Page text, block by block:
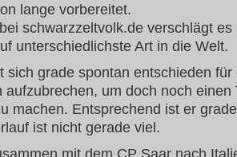
lange vorbereitet.
schwarzzeltvolk.de verschlägt
unterschiedlichste Art in die Welt.
sich grade spontan entschieden
aufzubrechen, um doch noch
machen. Entsprechend ist er
ist nicht gerade viel.
mit dem CP Saar nach